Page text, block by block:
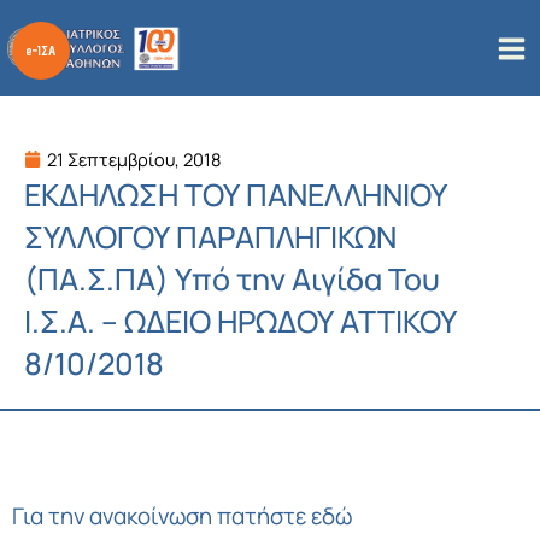
στο
περιεχόμενο
21 Σεπτεμβρίου, 2018
ΕΚΔΗΛΩΣΗ ΤΟΥ ΠΑΝΕΛΛΗΝΙΟΥ
ΣΥΛΛΟΓΟΥ ΠΑΡΑΠΛΗΓΙΚΩΝ
(ΠΑ.Σ.ΠΑ) Υπό την Αιγίδα Του
Ι.Σ.Α. – ΩΔΕΙΟ ΗΡΩΔΟΥ ΑΤΤΙΚΟΥ
8/10/2018
Για την ανακοίνωση πατήστε εδώ